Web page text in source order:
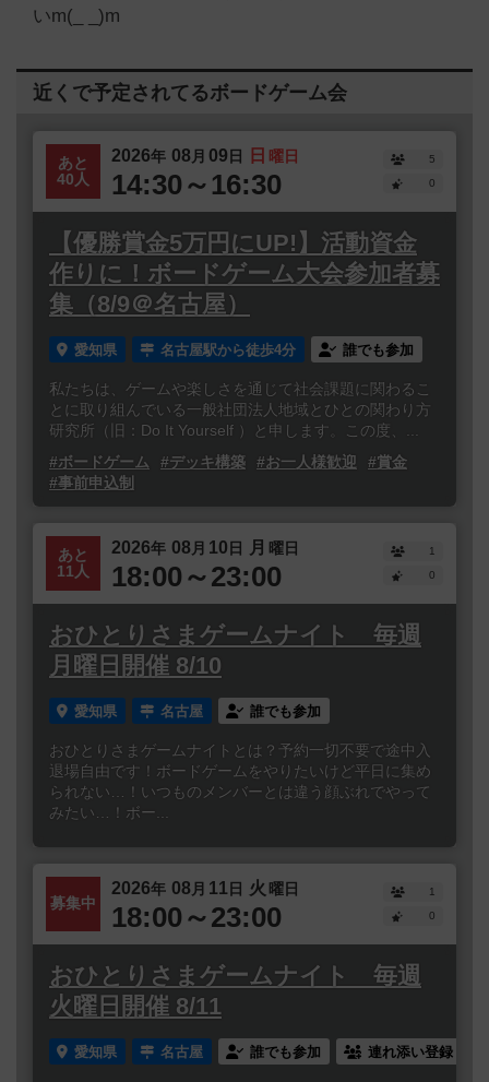
いm(_ _)m
近くで予定されてるボードゲーム会
あと
40人
2026年 08 月 09日 日 曜日
14:30～16:30
5
0
【優勝賞金5万円にUP!】活動資金
作りに！ボードゲーム大会参加者募
集（8/9＠名古屋）
愛知県 名古屋駅から徒歩4分 誰でも参加
私たちは、ゲームや楽しさを通じて社会課題に関わるこ
とに取り組んでいる一般社団法人地域とひとの関わり方
研究所（旧：Do It Yourself ）と申します。この度、...
#ボードゲーム
#デッキ構築 #お一人様歓迎
#賞金
#事前申込制
あと
11人
2026年 08 月 10日 月 曜日
18:00～23:00
1
0
おひとりさまゲームナイト 毎週
月曜日開催 8/10
愛知県 名古屋 誰でも参加
おひとりさまゲームナイトとは？予約一切不要で途中入
退場自由です！ボードゲームをやりたいけど平日に集め
られない…！いつものメンバーとは違う顔ぶれでやって
みたい…！ボー...
募集中
2026年 08 月 11日 火 曜日
18:00～23:00
1
0
おひとりさまゲームナイト 毎週
火曜日開催 8/11
愛知県 名古屋 誰でも参加 連れ添い登録